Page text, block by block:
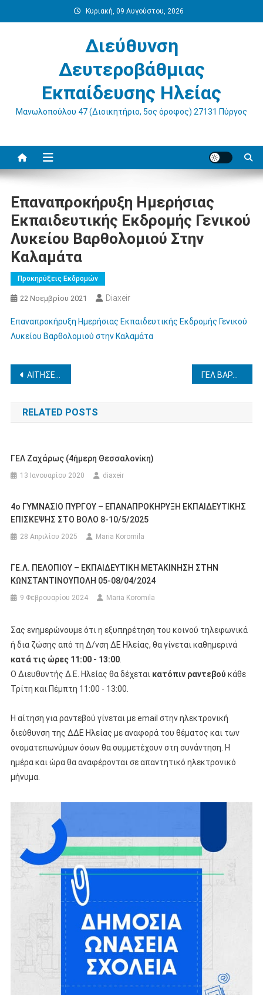
στο
Κυριακή, 09 Αυγούστου, 2026
Διεύθυνση
Δευτεροβάθμιας
Εκπαίδευσης Ηλείας
Μανωλοπούλου 47 (Διοικητήριο, 5ος όροφος) 27131 Πύργος
Επαναπροκήρυξη Ημερήσιας
Εκπαιδευτικής Εκδρομής Γενικού
Λυκείου Βαρθολομιού Στην
Καλαμάτα
Προκηρύξεις Εκδρομών
22 Νοεμβρίου 2021 Diaxeir
Επαναπροκήρυξη Ημερήσιας Εκπαιδευτικής Εκδρομής Γενικού
Λυκείου Βαρθολομιού στην Καλαμάτα
Πλοήγηση
άρθρων
ΑΙΤΗΣΕΙΣ ΤΟΠΟΘΕΤΗΣΗΣ
RELATED POSTS
ΓΕΛ Ζαχάρως (4ήμερη Θεσσαλονίκη)
13 Ιανουαρίου 2020 diaxeir
4ο ΓΥΜΝΑΣΙΟ ΠΥΡΓΟΥ – ΕΠΑΝΑΠΡΟΚΗΡΥΞΗ ΕΚΠΑΙΔΕΥΤΙΚΗΣ
ΕΠΙΣΚΕΨΗΣ ΣΤΟ ΒΟΛΟ 8-10/5/2025
28 Απριλίου 2025 Maria Koromila
ΓΕ.Λ. ΠΕΛΟΠΙΟΥ – ΕΚΠΑΙΔΕΥΤΙΚΗ ΜΕΤΑΚΙΝΗΣΗ ΣΤΗΝ
ΚΩΝΣΤΑΝΤΙΝΟΥΠΟΛΗ 05-08/04/2024
9 Φεβρουαρίου 2024 Maria Koromila
Σας ενημερώνουμε ότι η εξυπηρέτηση του κοινού τηλεφωνικά
ή δια ζώσης από τη Δ/νση ΔΕ Ηλείας, θα γίνεται καθημερινά
κατά τις ώρες 11:00 - 13:00.
Ο Διευθυντής Δ.Ε. Ηλείας θα δέχεται κατόπιν ραντεβού κάθε
Τρίτη και Πέμπτη 11:00 - 13:00.
Η αίτηση για ραντεβού γίνεται με email στην ηλεκτρονική
διεύθυνση της ΔΔΕ Ηλείας με αναφορά του θέματος και των
ονοματεπωνύμων όσων θα συμμετέχουν στη συνάντηση. Η
ημέρα και ώρα θα αναφέρονται σε απαντητικό ηλεκτρονικό
μήνυμα.